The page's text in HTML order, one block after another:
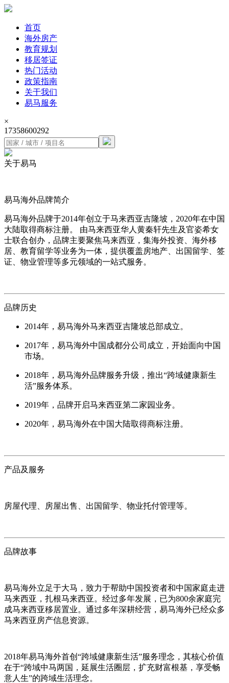
首页
海外房产
教育规划
移居签证
热门活动
政策指南
关于我们
易马服务
×
17358600292
关于易马
易马海外品牌简介
易马海外品牌于2014年创立于马来西亚吉隆坡，2020年在中国
大陆取得商标注册。 由马来西亚华人黄秦轩先生及官姿希女
士联合创办，品牌主要聚焦马来西亚，集海外投资、海外移
居、教育留学等业务为一体，提供覆盖房地产、出国留学、签
证、物业管理等多元领域的一站式服务。
品牌历史
2014年，易马海外马来西亚吉隆坡总部成立。
2017年，易马海外中国成都分公司成立，开始面向中国
市场。
2018年，易马海外品牌服务升级，推出“跨域健康新生
活”服务体系。
2019年，品牌开启马来西亚第二家园业务。
2020年，易马海外在中国大陆取得商标注册。
产品及服务
房屋代理、房屋出售、出国留学、物业托付管理等。
品牌故事
易马海外立足于大马，致力于帮助中国投资者和中国家庭走进
马来西亚，扎根马来西亚。经过多年发展，已为800余家庭完
成马来西亚移居置业。通过多年深耕经营，易马海外已经众多
马来西亚房产信息资源。
2018年易马海外首创“跨域健康新生活”服务理念，其核心价值
在于“跨域中马两国，延展生活圈层，扩充财富根基，享受畅
意人生”的跨域生活理念。